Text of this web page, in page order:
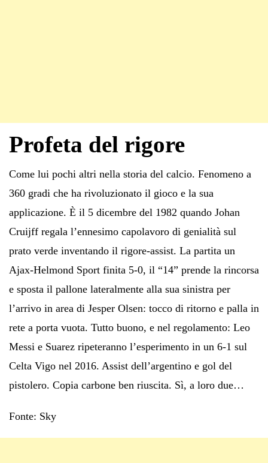
Profeta del rigore
Come lui pochi altri nella storia del calcio. Fenomeno a
360 gradi che ha rivoluzionato il gioco e la sua
applicazione. È il 5 dicembre del 1982 quando Johan
Cruijff regala l’ennesimo capolavoro di genialità sul
prato verde inventando il rigore-assist. La partita un
Ajax-Helmond Sport finita 5-0, il “14” prende la rincorsa
e sposta il pallone lateralmente alla sua sinistra per
l’arrivo in area di Jesper Olsen: tocco di ritorno e palla in
rete a porta vuota. Tutto buono, e nel regolamento: Leo
Messi e Suarez ripeteranno l’esperimento in un 6-1 sul
Celta Vigo nel 2016. Assist dell’argentino e gol del
pistolero. Copia carbone ben riuscita. Sì, a loro due…
Fonte: Sky